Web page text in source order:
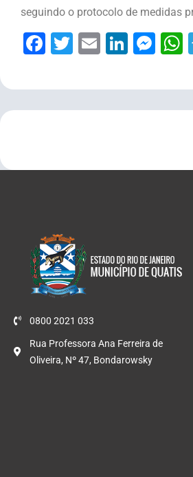
seguindo o protocolo de medidas
Facebook
Twitter
Email
0800 2021 033
Rua Professora Ana Ferreira de
Oliveira, Nº 47, Bondarowsky